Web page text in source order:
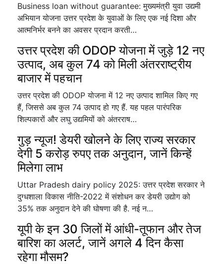
Business loan without guarantee: मुख्यमंत्री युवा उद्यमी
अभियान योजना उत्तर प्रदेश के युवाओं के लिए एक नई दिशा और
आत्मनिर्भर बनने का अवसर प्रदान करती…
उत्तर प्रदेश की ODOP योजना में जुड़े 12 नए
उत्पाद, अब कुल 74 को मिली अंतरराष्ट्रीय
बाजार में पहचान
उत्तर प्रदेश की ODOP योजना में 12 नए उत्पाद शामिल किए गए
हैं, जिससे अब कुल 74 उत्पाद हो गए हैं. यह पहल पारंपरिक
शिल्पकारों और लघु उद्यमियों को अंतरराष…
गुड़ न्यूज! डेयरी खोलने के लिए राज्य सरकार
देगी 5 करोड़ रुपए तक अनुदान, जानें किन्हें
मिलेगा लाभ
Uttar Pradesh dairy policy 2025: उत्तर प्रदेश सरकार ने
दुग्धशाला विकास नीति-2022 में संशोधन कर डेयरी उद्योग को
35% तक अनुदान देने की घोषणा की है. नई न…
यूपी के इन 30 जिलों में आंधी-तूफान और तेज
बारिश का अलर्ट, जानें अगले 4 दिन कैसा
रहेगा मौसम?